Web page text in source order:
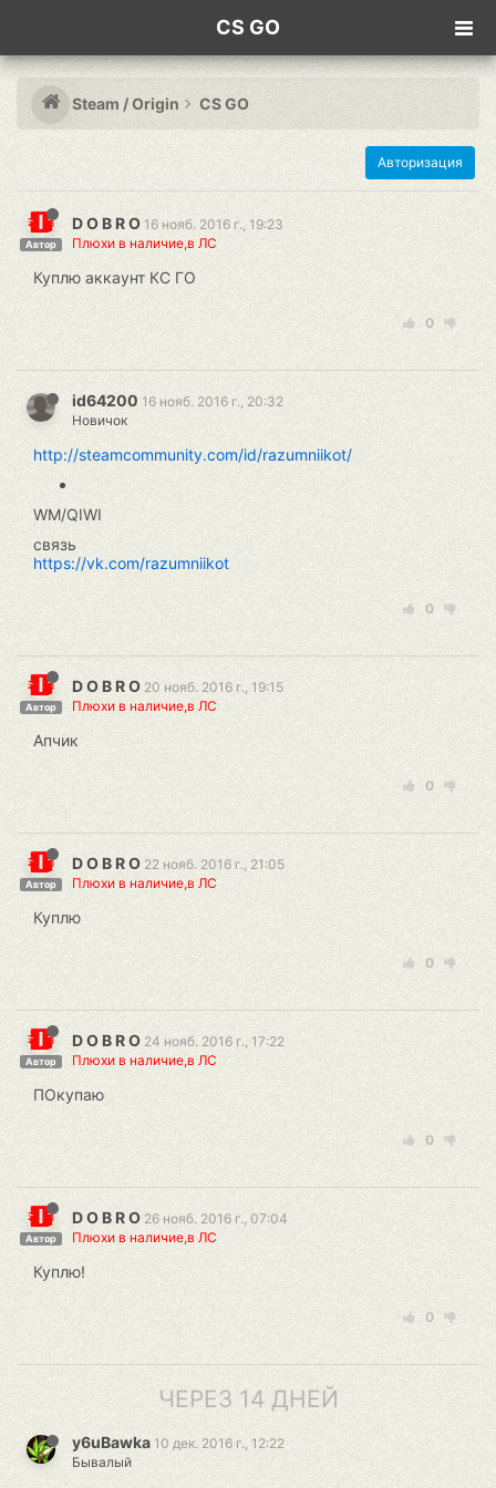
CS GO
Steam / Origin CS GO
Авторизация
Автор
D O B R O 16 нояб. 2016 г., 19:23
Плюхи в наличие,в ЛС
Куплю аккаунт КС ГО
0
id64200 16 нояб. 2016 г., 20:32
Новичок
http://steamcommunity.com/id/razumniikot/
WM/QIWI
связь
https://vk.com/razumniikot
0
Автор
D O B R O 20 нояб. 2016 г., 19:15
Плюхи в наличие,в ЛС
Апчик
0
Автор
D O B R O 22 нояб. 2016 г., 21:05
Плюхи в наличие,в ЛС
Куплю
0
Автор
D O B R O 24 нояб. 2016 г., 17:22
Плюхи в наличие,в ЛС
ПОкупаю
0
Автор
D O B R O 26 нояб. 2016 г., 07:04
Плюхи в наличие,в ЛС
Куплю!
0
ЧЕРЕЗ 14 ДНЕЙ
y6uBawka 10 дек. 2016 г., 12:22
Бывалый